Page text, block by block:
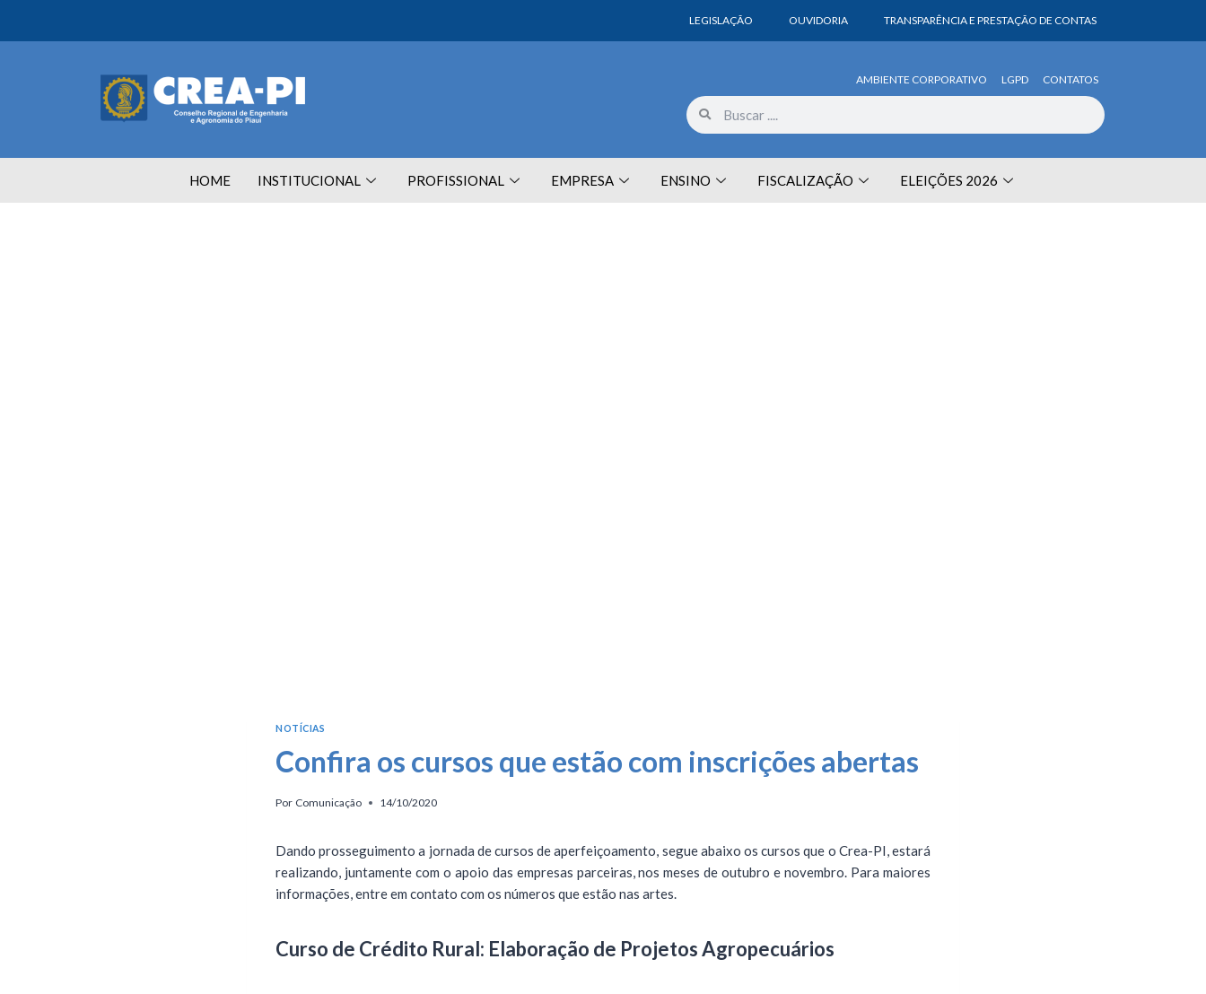
LEGISLAÇÃO OUVIDORIA TRANSPARÊNCIA E PRESTAÇÃO DE CONTAS
AMBIENTE CORPORATIVO LGPD CONTATOS
HOME INSTITUCIONAL PROFISSIONAL EMPRESA ENSINO FISCALIZAÇÃO ELEIÇÕES 2026
NOTÍCIAS
Confira os cursos que estão com inscrições abertas
Por Comunicação 14/10/2020
Dando prosseguimento a jornada de cursos de aperfeiçoamento, segue abaixo os cursos que o Crea-PI, estará
realizando, juntamente com o apoio das empresas parceiras, nos meses de outubro e novembro. Para maiores
informações, entre em contato com os números que estão nas artes.
Curso de Crédito Rural: Elaboração de Projetos Agropecuários